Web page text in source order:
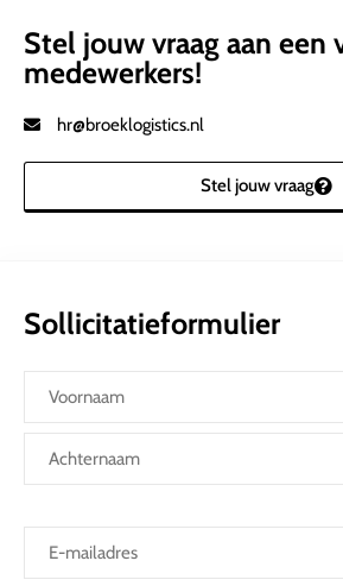
Stel jouw vraag aan een
medewerkers!
hr@broeklogistics.nl
Stel jouw vraag
Sollicitatieformulier
Naam
E-
mailadres
*